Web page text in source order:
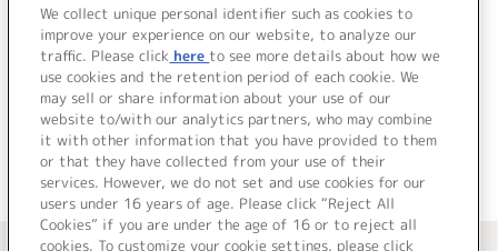
INDIGO 詳細を見る
VIEW MORE
＜ カタログサイト トップページへ
We collect unique personal identifier such as cookies to
improve your experience on our website, to analyze our
traffic. Please click here to see more details about how we
use cookies and the retention period of each cookie. We
may sell or share information about your use of our
website to/with our analytics partners, who may combine
it with other information that you have provided to them
or that they have collected from your use of their
services. However, we do not set and use cookies for our
users under 16 years of age. Please click “Reject All
Cookies” if you are under the age of 16 or to reject all
cookies. To customize your cookie settings, please click